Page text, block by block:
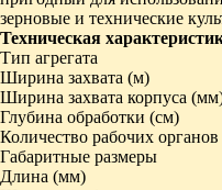
зерновые и технические
Техническая
Тип агрегата
Ширина захвата (м)
Ширина захвата корпуса
Глубина обработки (см)
Количество рабочих
Габаритные размеры
Длина (мм)